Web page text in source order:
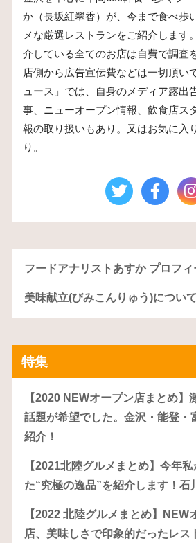
か（長坂紅翠香）が、今まで食べ歩
メな厳選レストランをご紹介します
介している全てのお店は自費で調査
店側から広告宣伝費などは一切頂い
ュース」では、自身のメディア露出
事、ニューオープン情報、飲食店ス
報の取り扱いもあり。又はお気に入
り。
フードアナリストあすか プロフィ
美味献立(びみこんりゅう)について
特集
【2020 NEWオープン店まとめ】
話題が希望でした。金沢・能登・
紹介！
【2021北陸グルメまとめ】今年
た“究極の逸品”を紹介します！石
【2022 北陸グルメまとめ】NEW
店、美味しさで印象的だったレス